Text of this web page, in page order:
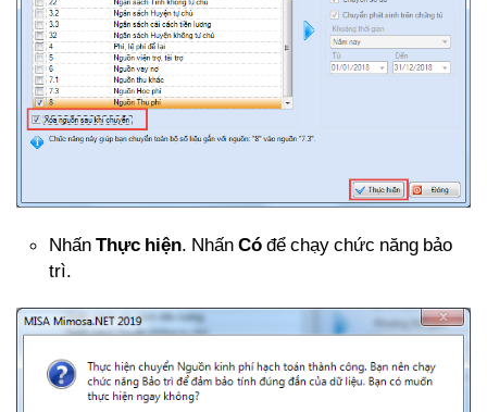
Nhấn Thực hiện. Nhấn Có để chạy chức năng bảo
trì.